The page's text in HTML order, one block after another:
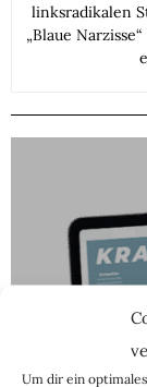
Um dir ein
linksradikalen
„Blaue